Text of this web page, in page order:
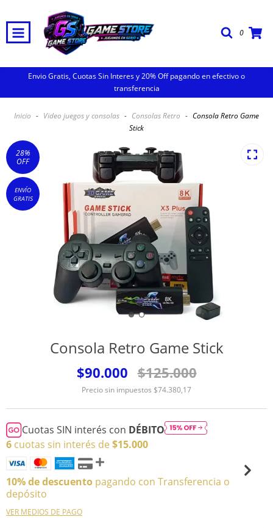
0
Envio Gratis, Cuotas Sin Interes y 20% Off pagando en efectivo o
transferencia
Inicio - Video juegos y consolas - Consolas Retro - Consola Retro Game
Stick
28%
OFF
ENVÍO
GRATIS
Consola Retro Game Stick
$90.000 $125.000
Precio sin impuestos $74.380,17
Cuotas SIN interés con DÉBITO
6 cuotas sin interés de $15.000
10% de descuento pagando con Transferencia o
depósito
VER MEDIOS DE PAGO